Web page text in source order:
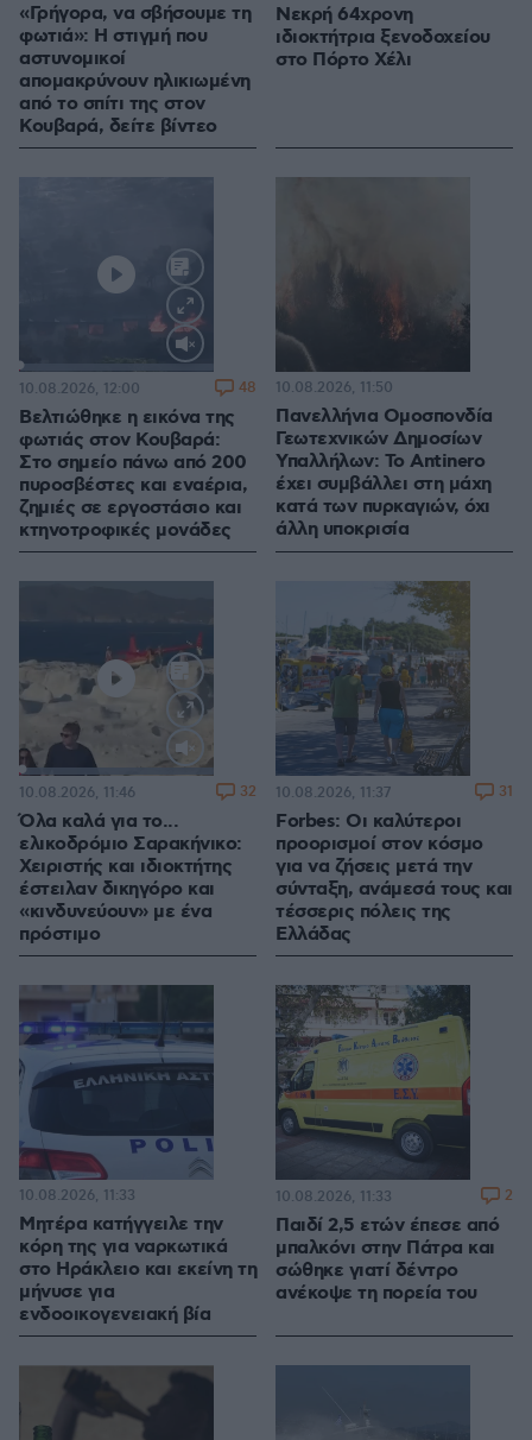
«Γρήγορα, να σβήσουμε τη
φωτιά»: Η στιγμή που
αστυνομικοί
απομακρύνουν ηλικιωμένη
από το σπίτι της στον
Κουβαρά, δείτε βίντεο
Νεκρή 64χρονη
ιδιοκτήτρια ξενοδοχείου
στο Πόρτο Χέλι
Loaded
100.00%
Βελτιώθηκε η εικόνα της
φωτιάς στον Κουβαρά:
Στο σημείο πάνω από 200
πυροσβέστες και εναέρια,
ζημιές σε εργοστάσιο και
κτηνοτροφικές μονάδες
10.08.2026, 12:00 48
Πανελλήνια Ομοσπονδία
Γεωτεχνικών Δημοσίων
Υπαλλήλων: Το Antinero
έχει συμβάλλει στη μάχη
κατά των πυρκαγιών, όχι
άλλη υποκρισία
10.08.2026, 11:50
Loaded
100.00%
Όλα καλά για το...
ελικοδρόμιο Σαρακήνικο:
Χειριστής και ιδιοκτήτης
έστειλαν δικηγόρο και
«κινδυνεύουν» με ένα
πρόστιμο
10.08.2026, 11:46 32
Forbes: Οι καλύτεροι
προορισμοί στον κόσμο
για να ζήσεις μετά την
σύνταξη, ανάμεσά τους και
τέσσερις πόλεις της
Ελλάδας
10.08.2026, 11:37 31
Μητέρα κατήγγειλε την
κόρη της για ναρκωτικά
στο Ηράκλειο και εκείνη τη
μήνυσε για
ενδοοικογενειακή βία
10.08.2026, 11:33
Παιδί 2,5 ετών έπεσε από
μπαλκόνι στην Πάτρα και
σώθηκε γιατί δέντρο
ανέκοψε τη πορεία του
10.08.2026, 11:33 2